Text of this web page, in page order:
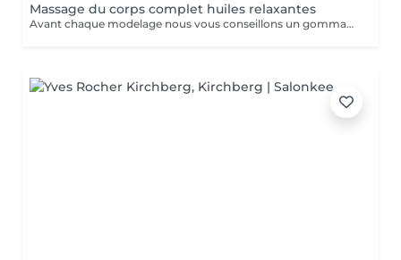
Massage du corps complet huiles relaxantes
Avant chaque modelage nous vous conseillons un gommage du corps peau de velours qui rendra votre peau toute douce. Le modelage est réalise par des personnes diplômées